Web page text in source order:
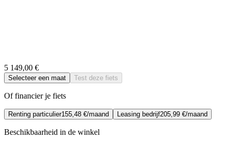
5 149,00 €
Selecteer een maat Test deze fiets
Of financier je fiets
Renting particulier155,48 €/maand Leasing bedrijf205,99 €/maand
Beschikbaarheid in de winkel